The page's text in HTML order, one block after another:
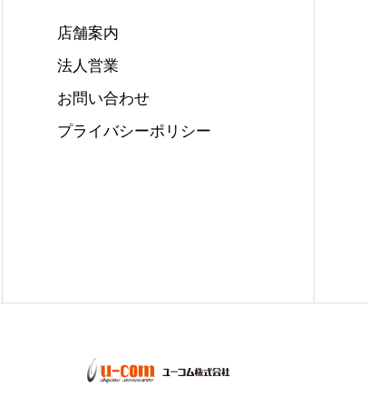
店舗案内
法人営業
お問い合わせ
プライバシーポリシー